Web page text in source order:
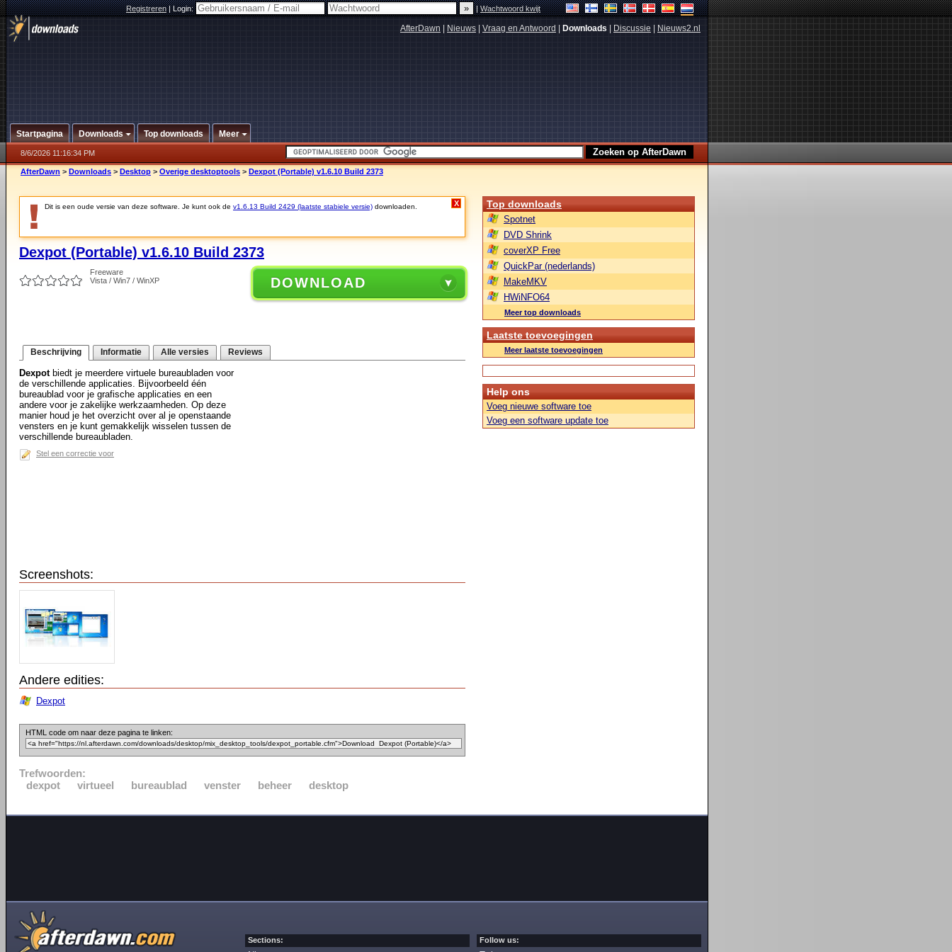
Registreren|Login: |Wachtwoord kwijt
AfterDawn Nieuws Vraag en Antwoord Downloads Discussie Nieuws2.nl
Startpagina Downloads Top downloads Meer
8/6/2026 11:16:34 PM
AfterDawn > Downloads > Desktop > Overige desktoptools > Dexpot (Portable) v1.6.10 Build 2373
Dit is een oude versie van deze software. Je kunt ook de v1.6.13 Build 2429 (laatste stabiele versie) downloaden. X
Dexpot (Portable) v1.6.10 Build 2373
Freeware
Vista / Win7 / WinXP
DOWNLOAD
Beschrijving Informatie Alle versies Reviews
Dexpotbiedt je meerdere virtuele bureaubladen voor
de verschillende applicaties. Bijvoorbeeld één
bureaublad voor je grafische applicaties en een
andere voor je zakelijke werkzaamheden. Op deze
manier houd je het overzicht over al je openstaande
vensters en je kunt gemakkelijk wisselen tussen de
verschillende bureaubladen.
Stel een correctie voor
Screenshots:
Andere edities:
Dexpot
HTML code om naar deze pagina te linken:
Trefwoorden:
dexpot
virtueel bureaublad venster beheer desktop
Top downloads
Spotnet
DVD Shrink
coverXP Free
QuickPar (nederlands)
MakeMKV
HWiNFO64
Meer top downloads
Laatste toevoegingen
Meer laatste toevoegingen
Help ons
Voeg nieuwe software toe
Voeg een software update toe
Sections: Follow us: